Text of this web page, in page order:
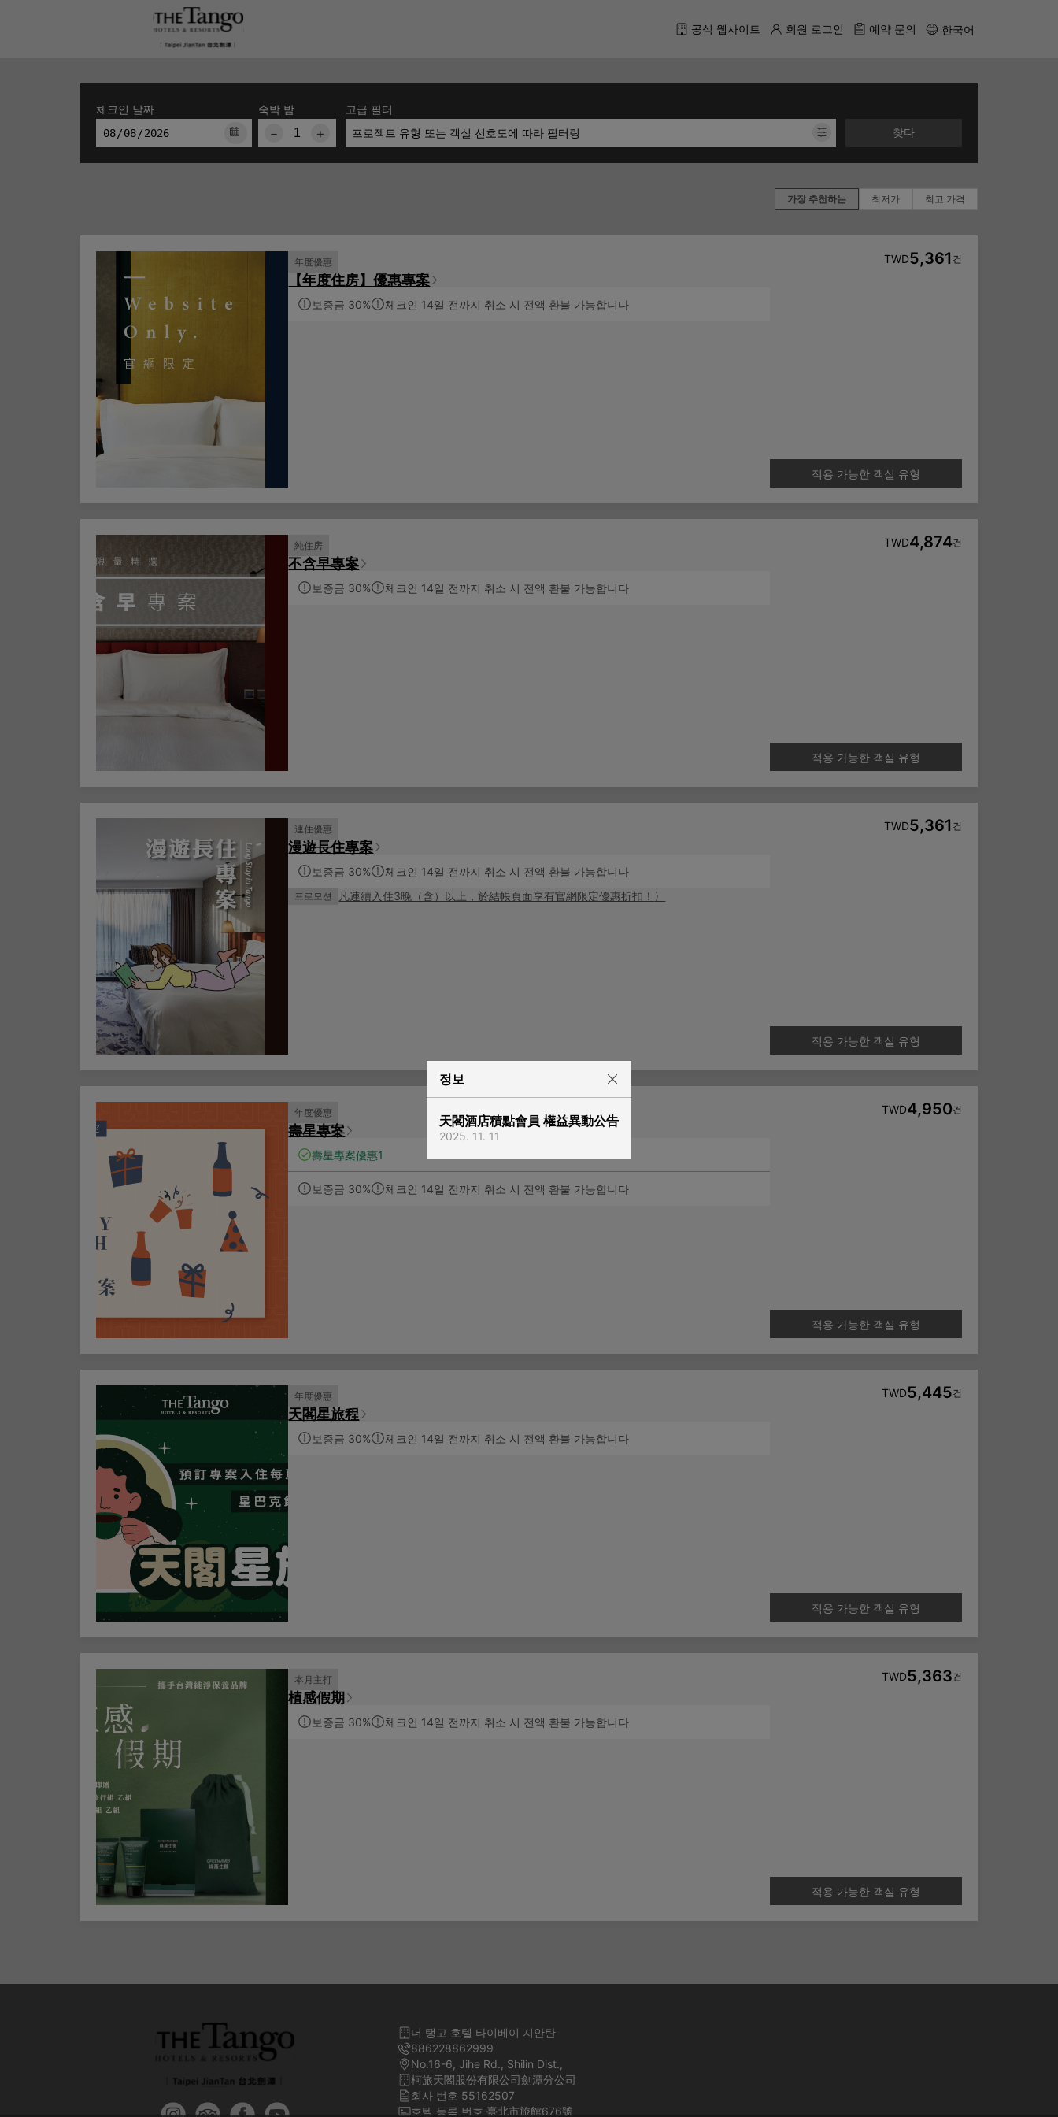
공식 웹사이트 회원 로그인 예약 문의 한국어
체크인 날짜
숙박 밤
－
＋
고급 필터
프로젝트 유형 또는 객실 선호도에 따라 필터링
찾다
가장 추천하는 최저가 최고 가격
年度優惠
【年度住房】優惠專案
보증금 30% 체크인 14일 전까지 취소 시 전액 환불 가능합니다
TWD5,361 건
적용 가능한 객실 유형
純住房
不含早專案
보증금 30% 체크인 14일 전까지 취소 시 전액 환불 가능합니다
TWD4,874건
적용 가능한 객실 유형
連住優惠
漫遊長住專案
보증금 30% 체크인 14일 전까지 취소 시 전액 환불 가능합니다
프로모션 凡連續入住3晚（含）以上，於結帳頁面享有官網限定優惠折扣！ 〉
TWD5,361 건
적용 가능한 객실 유형
年度優惠
壽星專案
壽星專案優惠1
보증금 30% 체크인 14일 전까지 취소 시 전액 환불 가능합니다
TWD4,950건
적용 가능한 객실 유형
年度優惠
天閣星旅程
보증금 30% 체크인 14일 전까지 취소 시 전액 환불 가능합니다
TWD5,445건
적용 가능한 객실 유형
本月主打
植感假期
보증금 30% 체크인 14일 전까지 취소 시 전액 환불 가능합니다
TWD5,363건
적용 가능한 객실 유형
정보
天閣酒店積點會員 權益異動公告
2025. 11. 11
더 탱고 호텔 타이베이 지안탄
886228862999
No.16-6, Jihe Rd., Shilin Dist.,
柯旅天閣股份有限公司劍潭分公司
회사 번호 55162507
호텔 등록 번호 臺北市旅館676號